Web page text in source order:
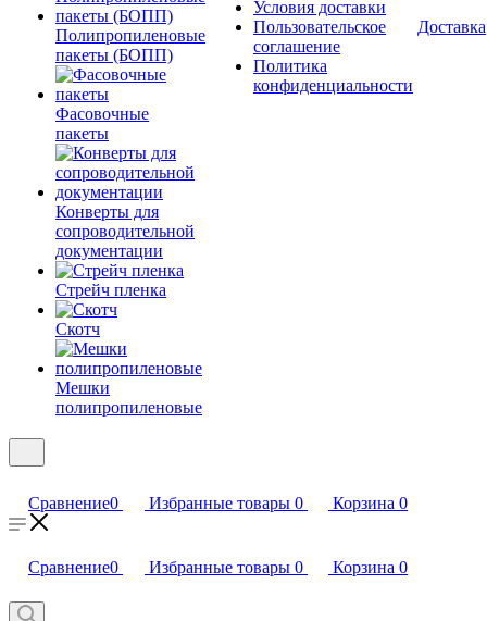
Полипропиленовые
пакеты (БОПП)
Фасовочные
пакеты
Конверты для
сопроводительной
документации
Стрейч пленка
Скотч
Мешки
полипропиленовые
Условия доставки
Пользовательское
соглашение
Политика
конфиденциальности
Доставка
Сравнение0 Избранные товары 0 Корзина 0
Сравнение0 Избранные товары 0 Корзина 0